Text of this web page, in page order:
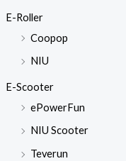
E-Roller
Coopop
NIU
E-Scooter
ePowerFun
NIU Scooter
Teverun